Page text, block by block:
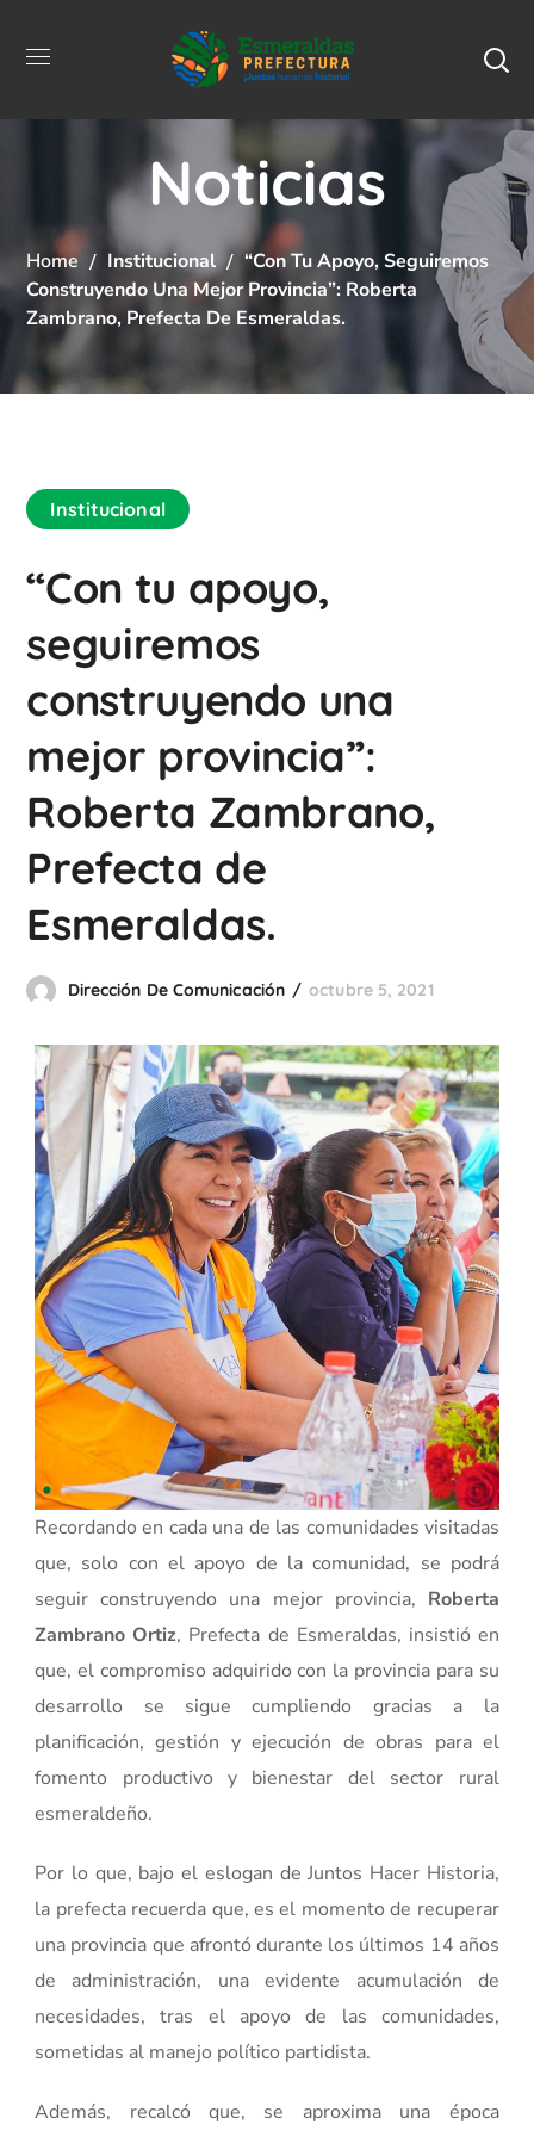
Noticias
Home Institucional
“Con Tu Apoyo, Seguiremos
Construyendo Una Mejor Provincia”: Roberta
Zambrano, Prefecta De Esmeraldas.
Institucional
“Con tu apoyo,
seguiremos
construyendo una
mejor provincia”:
Roberta Zambrano,
Prefecta de
Esmeraldas.
Dirección De Comunicación octubre 5, 2021
Recordando en cada una de las comunidades visitadas
que, solo con el apoyo de la comunidad, se podrá
seguir construyendo una mejor provincia, Roberta
Zambrano Ortiz, Prefecta de Esmeraldas, insistió en
que, el compromiso adquirido con la provincia para su
desarrollo se sigue cumpliendo gracias a la
planificación, gestión y ejecución de obras para el
fomento productivo y bienestar del sector rural
esmeraldeño.
Por lo que, bajo el eslogan de Juntos Hacer Historia,
la prefecta recuerda que, es el momento de recuperar
una provincia que afrontó durante los últimos 14 años
de administración, una evidente acumulación de
necesidades, tras el apoyo de las comunidades,
sometidas al manejo político partidista.
Además, recalcó que, se aproxima una época